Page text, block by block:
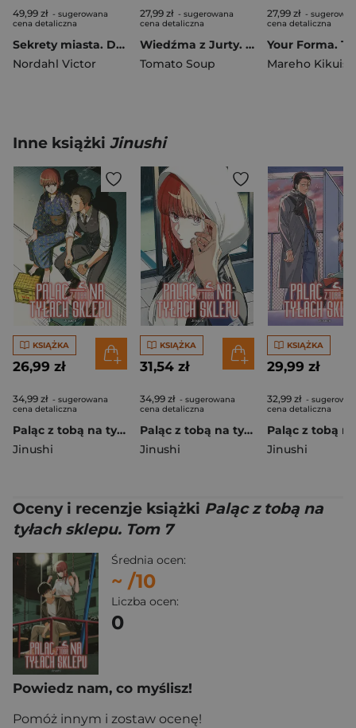
49,99 zł - sugerowana
cena detaliczna
Sekrety miasta. Dzikie łapy. Tom 3
Nordahl Victor
27,99 zł - sugerowana
cena detaliczna
Wiedźma z Jurty. Tom 4
Tomato Soup
27,99 zł -
cena detaliczna
Your Forma.
Mareho
Inne książki Jinushi
KSIĄŻKA
26,99 zł
34,99 zł - sugerowana
cena detaliczna
Paląc z tobą na tyłach sklepu. Tom 6
Jinushi
KSIĄŻKA
31,54 zł
34,99 zł - sugerowana
cena detaliczna
Paląc z tobą na tyłach sklepu. Tom 5
Jinushi
KSIĄŻKA
29,99 zł
32,99 zł -
cena detaliczna
Jinushi
Oceny i recenzje książki Paląc z tobą na
tyłach sklepu. Tom 7
Średnia ocen:
~ /10
Liczba ocen:
0
Powiedz nam, co myślisz!
Pomóż innym i zostaw ocenę!